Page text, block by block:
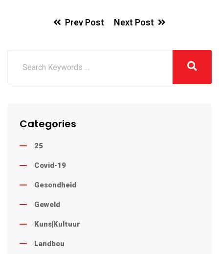
Prev Post Next Post
Categories
25
Covid-19
Gesondheid
Geweld
Kuns|Kultuur
Landbou